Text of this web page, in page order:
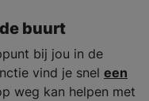
buurt
bij jou in de
vind je snel een
weg kan helpen met